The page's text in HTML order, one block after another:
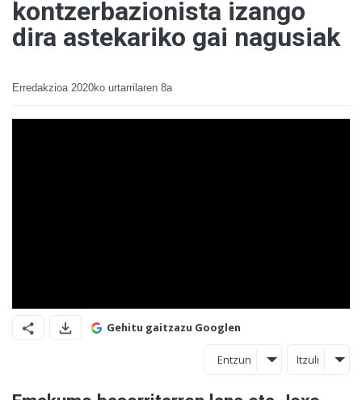
kontzerbazionista izango
dira astekariko gai nagusiak
Erredakzioa 2020ko urtarrilaren 8a
Gehitu gaitzazu Googlen
Entzun Itzuli